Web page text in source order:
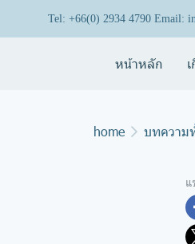
Tel: +66(0) 2934 4790 Email:
หน้าหลัก
home บทความ
แ